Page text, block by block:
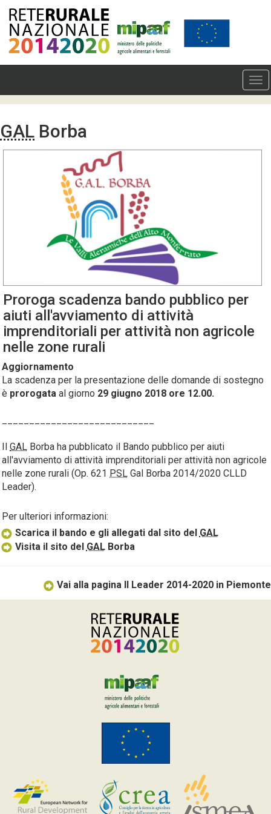
GAL Borba
Proroga scadenza bando pubblico per
aiuti all'avviamento di attività
imprenditoriali per attività non agricole
nelle zone rurali
Aggiornamento
La scadenza per la presentazione delle domande di sostegno
è prorogata al giorno 29 giugno 2018 ore 12.00.
GAL Borba ha pubblicato il Bando pubblico per aiuti
all'avviamento di attività imprenditoriali per attività non agricole
nelle zone rurali (Op. 621 PSL Gal Borba 2014/2020 CLLD
Leader).
Per ulteriori informazioni:
Scarica il bando e gli allegati dal sito del GAL
Visita il sito del GALBorba
Vai alla pagina Il Leader 2014-2020 in Piemonte